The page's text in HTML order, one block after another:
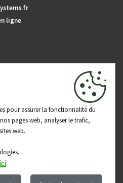
pour assurer la fonctionnalité du
pages web, analyser le trafic,
web.
.
ligne